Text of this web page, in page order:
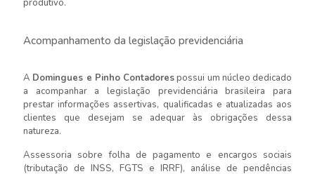
produtivo.
Acompanhamento da legislação previdenciária
A Domingues e Pinho Contadorespossui um núcleo dedicado
a acompanhar a legislação previdenciária brasileira para
prestar informações assertivas, qualificadas e atualizadas aos
clientes que desejam se adequar às obrigações dessa
natureza.
Assessoria sobre folha de pagamento e encargos sociais
(tributação de INSS, FGTS e IRRF), análise de pendências